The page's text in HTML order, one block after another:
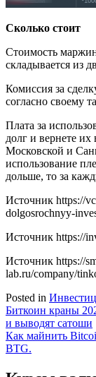
Сколько стоит
Стоимость
складывается из
Комиссия за
согласно своему
Плата за
долг и вернете их
Московской и
использование
дольше, то за
Источник https://
dolgosrochnyy-
Источник https://
Источник https://
lab.ru/company/
Posted in
Навигация
по
записям
Биткоин краны
и выводят сатоши
Как майнить
BTG.